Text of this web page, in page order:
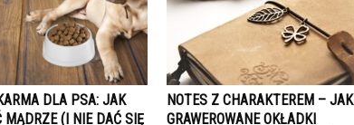
DLA PSA: JAK
MĄDRZE (I NIE DAĆ SIĘ
NOTES Z CHARAKTEREM – JAK
GRAWEROWANE OKŁADKI